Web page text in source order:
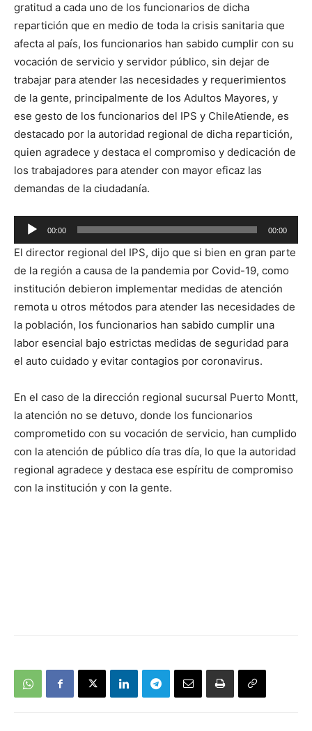
gratitud a cada uno de los funcionarios de dicha
repartición que en medio de toda la crisis sanitaria que
afecta al país, los funcionarios han sabido cumplir con su
vocación de servicio y servidor público, sin dejar de
trabajar para atender las necesidades y requerimientos
de la gente, principalmente de los Adultos Mayores, y
ese gesto de los funcionarios del IPS y ChileAtiende, es
destacado por la autoridad regional de dicha repartición,
quien agradece y destaca el compromiso y dedicación de
los trabajadores para atender con mayor eficaz las
demandas de la ciudadanía.
Reproductor
de
audio
00:00 00:00
El director regional del IPS, dijo que si bien en gran parte
de la región a causa de la pandemia por Covid-19, como
institución debieron implementar medidas de atención
remota u otros métodos para atender las necesidades de
la población, los funcionarios han sabido cumplir una
labor esencial bajo estrictas medidas de seguridad para
el auto cuidado y evitar contagios por coronavirus.
En el caso de la dirección regional sucursal Puerto Montt,
la atención no se detuvo, donde los funcionarios
comprometido con su vocación de servicio, han cumplido
con la atención de público día tras día, lo que la autoridad
regional agradece y destaca ese espíritu de compromiso
con la institución y con la gente.